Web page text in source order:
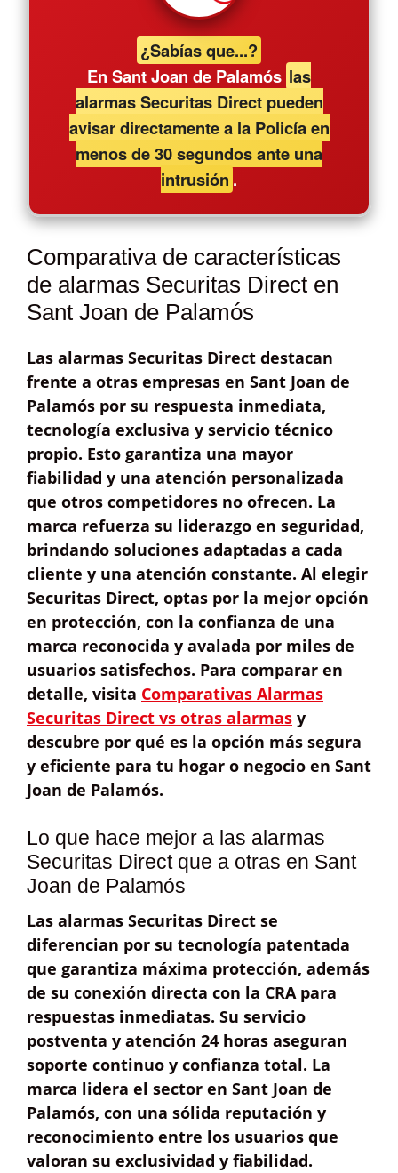
¿Sabías que...?
En Sant Joan de Palamós las
alarmas Securitas Direct pueden
avisar directamente a la Policía en
menos de 30 segundos ante una
intrusión .
Comparativa de características
de alarmas Securitas Direct en
Sant Joan de Palamós
Las alarmas Securitas Direct destacan
frente a otras empresas en Sant Joan de
Palamós por su respuesta inmediata,
tecnología exclusiva y servicio técnico
propio. Esto garantiza una mayor
fiabilidad y una atención personalizada
que otros competidores no ofrecen. La
marca refuerza su liderazgo en seguridad,
brindando soluciones adaptadas a cada
cliente y una atención constante. Al elegir
Securitas Direct, optas por la mejor opción
en protección, con la confianza de una
marca reconocida y avalada por miles de
usuarios satisfechos. Para comparar en
detalle, visita Comparativas Alarmas
Securitas Direct vs otras alarmas y
descubre por qué es la opción más segura
y eficiente para tu hogar o negocio en Sant
Joan de Palamós.
Lo que hace mejor a las alarmas
Securitas Direct que a otras en Sant
Joan de Palamós
Las alarmas Securitas Direct se
diferencian por su tecnología patentada
que garantiza máxima protección, además
de su conexión directa con la CRApara
respuestas inmediatas. Su servicio
postventa y atención 24 horas aseguran
soporte continuo y confianza total. La
marca lidera el sector en Sant Joan de
Palamós, con una sólida reputación y
reconocimiento entre los usuarios que
valoran su exclusividad y fiabilidad.